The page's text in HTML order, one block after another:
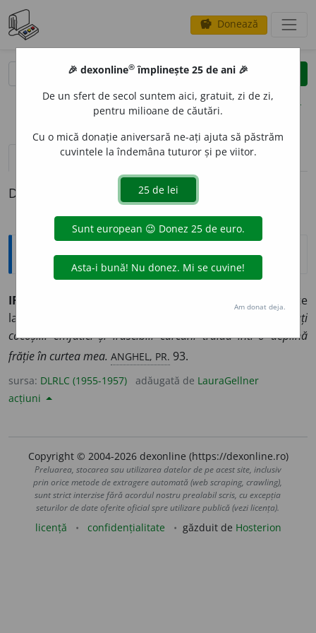
savings Donează
clear
opțiuni
definiții (1) pronunțievolume_up (3)
Definiția cu ID-ul 914814:
Explicative DEX
IRASC
Care se înfurie ușor, iute
la mînie, iritabil.
Găini și rațe, îngîmfați
cocoși... emfatici și irascibili curcani trăiau într-o deplină
frăție în curtea mea. ANGHEL, PR. 93.
sursa: DLRLC (1955-1957) adăugată de LauraGellner
acțiuni
Copyright © 2004-2026 dexonline (https://dexonline.ro)
Preluarea, stocarea sau utilizarea datelor de pe acest site, inclusiv
prin orice metode de extragere automată (web scraping, crawling),
sunt strict interzise fără acordul nostru prealabil scris, cu excepția
seturilor de date oferite oficial spre utilizare publică (vezi licența).
licență confidențialitate găzduit de Hosterion
🎉 dexonline® împlinește 25 de ani 🎉
De un sfert de secol suntem aici, gratuit, zi de zi,
pentru milioane de căutări.
Cu o mică donație aniversară ne-ați ajuta să păstrăm
cuvintele la îndemâna tuturor și pe viitor.
Am donat deja.